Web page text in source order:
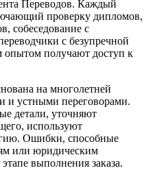
Переводов. Каждый
проверку дипломов,
собеседование с
с безупречной
получают доступ к
на многолетней
и устными переговорами.
детали, уточняют
используют
Ошибки, способные
или юридическим
выполнения заказа.